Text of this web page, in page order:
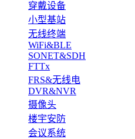
穿戴设备
小型基站
无线终端
WiFi&BLE
SONET&SDH
FTTx
FRS&无线电
DVR&NVR
摄像头
楼宇安防
会议系统